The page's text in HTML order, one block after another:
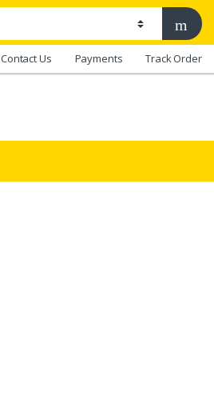
Contact Us Payments Track Order